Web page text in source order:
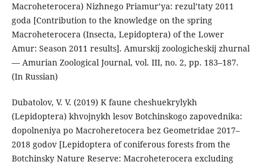
Macroheterocera) Nizhnego Priamur’ya: rezul’taty 2011
goda [Contribution to the knowledge on the spring
Macroheterocera (Insecta, Lepidoptera) of the Lower
Amur: Season 2011 results]. Amurskij zoologicheskij zhurnal
— Amurian Zoological Journal, vol. III, no. 2, pp. 183–187.
(In Russian)
Dubatolov, V. V. (2019) K faune cheshuekrylykh
(Lepidoptera) khvojnykh lesov Botchinskogo zapovednika:
dopolneniya po Macroheretocera bez Geometridae 2017–
2018 godov [Lepidoptera of coniferous forests from the
Botchinsky Nature Reserve: Macroheterocera excluding